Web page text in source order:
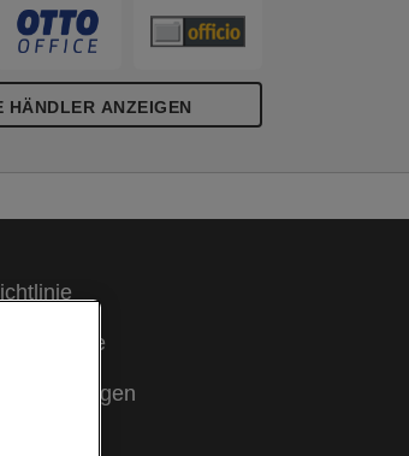
HÄNDLER ANZEIGEN
Hinweise